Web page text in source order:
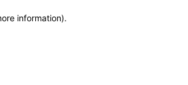
information).